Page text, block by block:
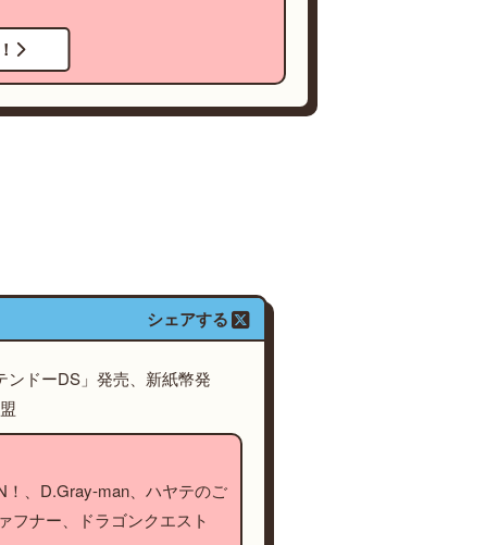
シェアする
ンドーDS」発売、新紙幣発
、D.Gray-man、ハヤテのご
フナー、ドラゴンクエスト